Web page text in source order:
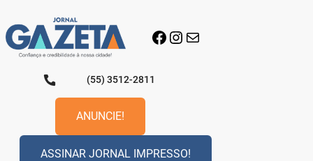
para
o
conteúdo
Facebook
Instagram
E-mail
(55) 3512-2811
ANUNCIE!
ASSINAR JORNAL IMPRESSO!